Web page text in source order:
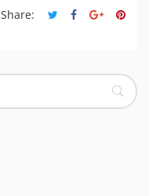
Share: